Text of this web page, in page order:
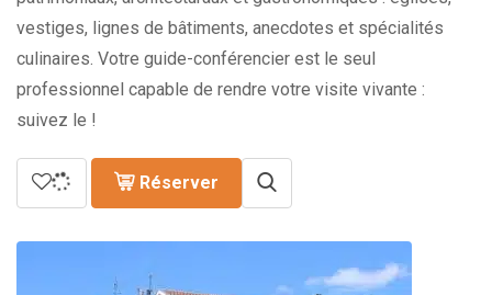
vestiges, lignes de bâtiments, anecdotes et spécialités
culinaires. Votre guide-conférencier est le seul
professionnel capable de rendre votre visite vivante :
suivez le !
Réserver